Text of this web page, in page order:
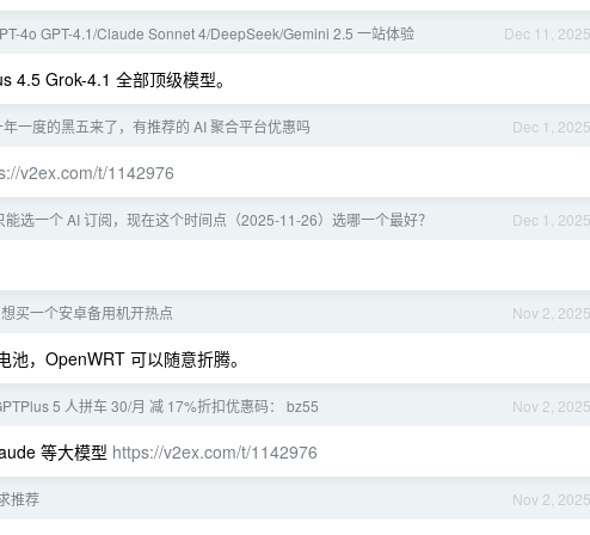
Dec 11, 2025
4o GPT-4.1/Claude Sonnet 4/DeepSeek/Gemini 2.5 一站体验
4.5 Grok-4.1 全部顶级模型。
Dec 1, 2025
年一度的黑五来了，有推荐的 AI 聚合平台优惠吗
v2ex.com/t/1142976
Dec 1, 2025
能选一个 AI 订阅，现在这个时间点（2025-11-26）选哪一个最好？
Nov 2, 2025
想买一个安卓备用机开热点
，OpenWRT 可以随意折腾。
Nov 2, 2025
5 人拼车 30/月 减 17%折扣优惠码： bz55
等大模型 https://v2ex.com/t/1142976
Nov 2, 2025
推荐